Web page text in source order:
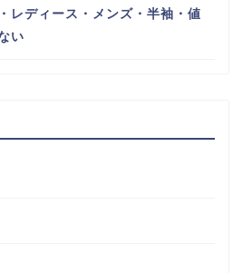
レディース・メンズ・半袖・値
い